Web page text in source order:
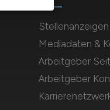
Mediadaten &
Arbeitgeber
Arbeitgeber